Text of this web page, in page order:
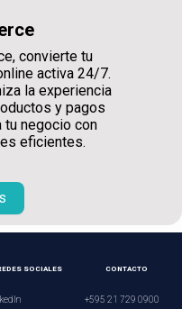
convierte tu
activa 24/7.
la experiencia
y pagos
negocio con
eficientes.
SOCIALES CONTACTO
+595 21 729 0900